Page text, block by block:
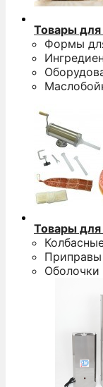
Товары
Формы
Товары для
Оболочки